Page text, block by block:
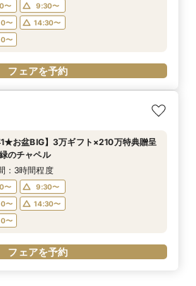
〜
9:30〜
〜
14:30〜
〜
フェアを予約
1★お盆BIG】3万ギフト×210万特典贈呈
のチャペル
：3時間程度
〜
9:30〜
〜
14:30〜
〜
フェアを予約